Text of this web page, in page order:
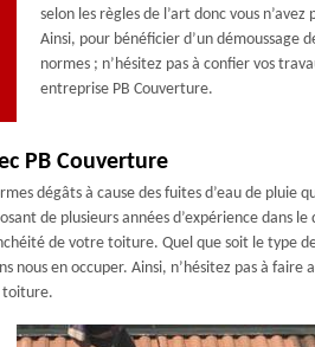
selon les règles de l’art donc vous n’avez
Ainsi, pour bénéficier d’un démoussage
normes ; n’hésitez pas à confier vos
entreprise PB Couverture.
PB Couverture
dégâts à cause des fuites d’eau de pluie
de plusieurs années d’expérience dans
de votre toiture. Quel que soit le type
en occuper. Ainsi, n’hésitez pas à faire
toiture.